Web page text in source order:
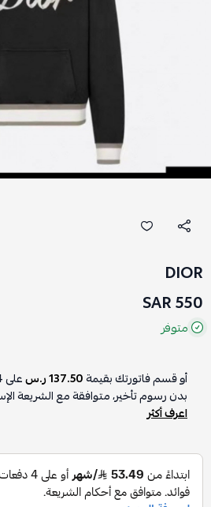
DIOR
550 SAR
متوفر
أو قسم فاتورتك بقيمة137.50 ر.س على
بدون رسوم تأخير، متوافقة مع الشريعة
اعرف أكثر